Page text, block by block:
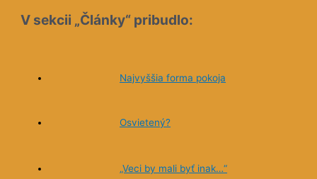
V sekcii „Články“ pribudlo:
Najvyššia forma pokoja
Osvietený?
„Veci by mali byť inak…“